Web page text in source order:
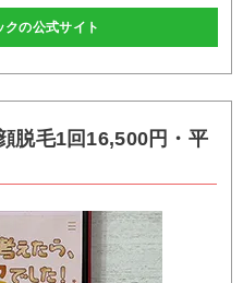
クの公式サイト
脱毛1回16,500円・平